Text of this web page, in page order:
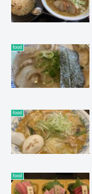
food
food
food